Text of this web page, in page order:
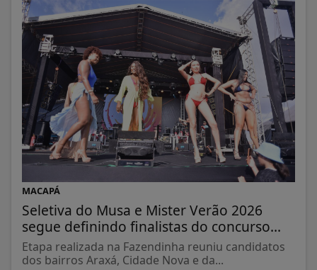
MACAPÁ
Seletiva do Musa e Mister Verão 2026
segue definindo finalistas do concurso...
Etapa realizada na Fazendinha reuniu candidatos
dos bairros Araxá, Cidade Nova e da...